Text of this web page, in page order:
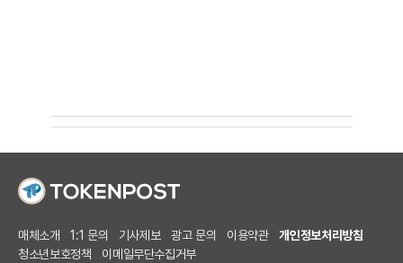
매체소개 1:1 문의 기사제보 광고 문의 이용약관
개인정보처리방침
청소년보호정책
이메일무단수집거부